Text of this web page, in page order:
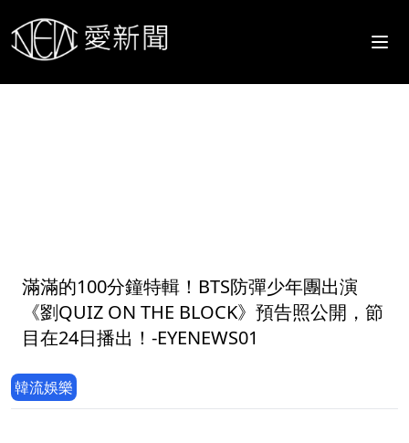
滿滿的100分鐘特輯！BTS防彈少年團出演
《劉QUIZ ON THE BLOCK》預告照公開，節
目在24日播出！-EYENEWS01
韓流娛樂